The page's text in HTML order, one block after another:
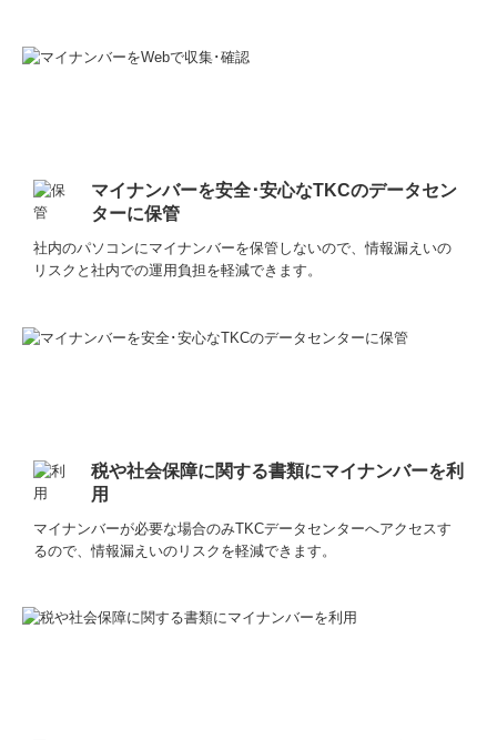
マイナンバーを安全･安心なTKCのデータセン
ターに保管
社内のパソコンにマイナンバーを保管しないので、情報漏えいの
リスクと社内での運用負担を軽減できます。
税や社会保障に関する書類にマイナンバーを利
用
マイナンバーが必要な場合のみTKCデータセンターへアクセスす
るので、情報漏えいのリスクを軽減できます。